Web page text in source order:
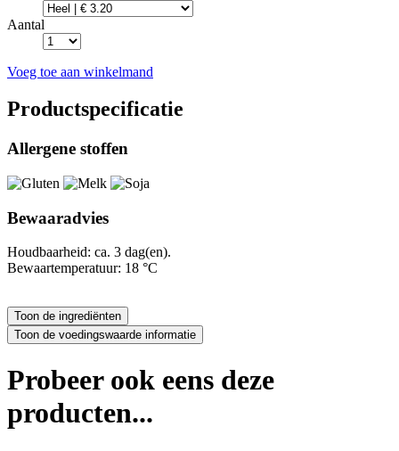
Aantal
Voeg toe aan winkelmand
Productspecificatie
Allergene stoffen
Bewaaradvies
Houdbaarheid: ca. 3 dag(en).
Bewaartemperatuur: 18 °C
Probeer ook eens deze
producten...